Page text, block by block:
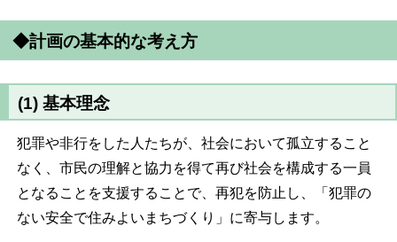
◆計画の基本的な考え方
(1) 基本理念
犯罪や非行をした人たちが、社会において孤立すること
なく、市民の理解と協力を得て再び社会を構成する一員
となることを支援することで、再犯を防止し、「犯罪の
ない安全で住みよいまちづくり」に寄与します。